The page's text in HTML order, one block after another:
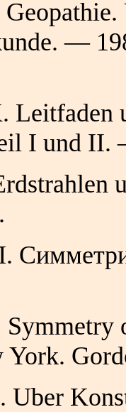
—
I und
Uber